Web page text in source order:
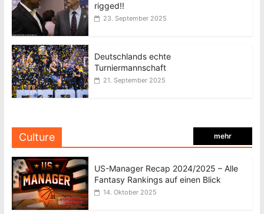
rigged!!
23. September 2025
Deutschlands echte
Turniermannschaft
21. September 2025
Culture mehr
US-Manager Recap 2024/2025 – Alle
Fantasy Rankings auf einen Blick
14. Oktober 2025